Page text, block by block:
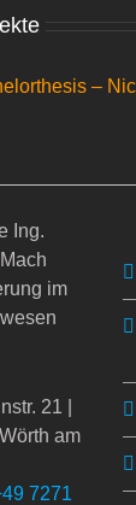
Ing.
im
21 |
am
7271